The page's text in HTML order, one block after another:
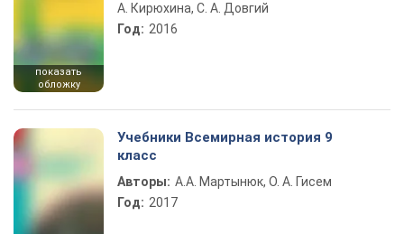
показать
обложку
А. Кирюхина, С. А. Довгий
Год: 2016
Учебники Всемирная история 9
класс
Авторы: А.А. Мартынюк, О. А. Гисем
Год: 2017